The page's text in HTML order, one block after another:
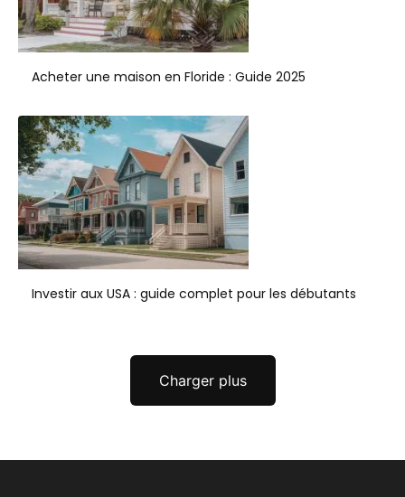
Acheter une maison en Floride : Guide 2025
Investir aux USA : guide complet pour les débutants
Charger plus